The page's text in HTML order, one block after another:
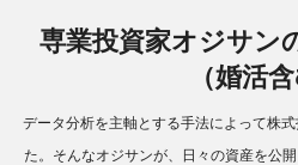
専業投資家オジサン
（婚活含
データ分析を主軸とする手法によって株
た。そんなオジサンが、日々の資産を公